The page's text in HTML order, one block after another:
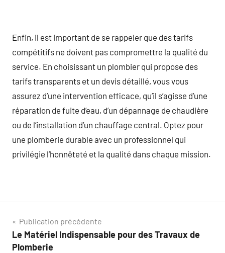
Enfin, il est important de se rappeler que des tarifs
compétitifs ne doivent pas compromettre la qualité du
service. En choisissant un plombier qui propose des
tarifs transparents et un devis détaillé, vous vous
assurez d’une intervention efficace, qu’il s’agisse d’une
réparation de fuite d’eau, d’un dépannage de chaudière
ou de l’installation d’un chauffage central. Optez pour
une plomberie durable avec un professionnel qui
privilégie l’honnêteté et la qualité dans chaque mission.
Navigation
de
Publication précédente
Le Matériel Indispensable pour des Travaux de
Plomberie